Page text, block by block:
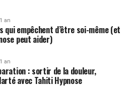
an
qui empêchent d’être soi-même (et
peut aider)
an
: sortir de la douleur,
avec Tahiti Hypnose